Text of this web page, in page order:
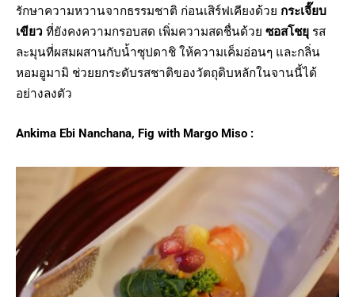
รักษาความหวานจากธรรมชาติ ก่อนเสิร์ฟเคียงด้วย กระเจี๊ยบ
เขียว ที่ยังคงความกรอบสด เพิ่มความสดชื่นด้วย ซอสโชยุ รส
ละมุนที่ผสมผสานกับน้ำซุปดาชิ ให้ความเค็มอ่อนๆ และกลิ่น
หอมอูมามิ ช่วยยกระดับรสชาติของวัตถุดิบหลักในจานนี้ได้
อย่างลงตัว
Ankima Ebi Nanchana, Fig with Margo Miso :